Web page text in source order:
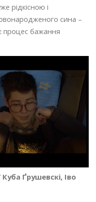
рідкісною і
сина –
процес бажання
Ґрушевскі, Іво